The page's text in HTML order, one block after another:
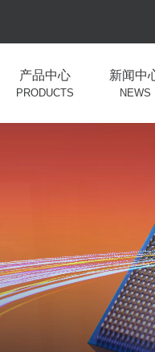
产品中心
PRODUCTS
新闻中
NEWS